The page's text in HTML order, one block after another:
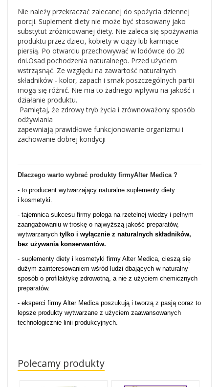
Nie należy przekraczać zalecanej do spożycia dziennej
porcji. Suplement diety nie może być stosowany jako
substytut zróżnicowanej diety. Nie zaleca się spożywania
produktu przez dzieci, kobiety w ciąży lub karmiące
piersią. Po otwarciu przechowywać w lodówce do 20
dni.Osad pochodzenia naturalnego. Przed użyciem
wstrząsnąć. Ze względu na zawartość naturalnych
składników - kolor, zapach i smak poszczególnych partii
mogą się różnić. Nie ma to żadnego wpływu na jakość i
działanie produktu.
Pamiętaj, że zdrowy tryb życia i zrównoważony sposób
odżywiania
zapewniają prawidłowe funkcjonowanie organizmu i
zachowanie dobrej kondycji
Dlaczego warto wybrać produkty firmyAlter Medica ?
- to producent wytwarzający naturalne suplementy diety
i kosmetyki.
- tajemnica sukcesu firmy polega na rzetelnej wiedzy i pełnym
zaangażowaniu w troskę o najwyższą jakość preparatów,
wytwarzanych tylko i wyłącznie z naturalnych składników,
bez używania konserwantów.
- suplementy diety i kosmetyki firmy Alter Medica, cieszą się
dużym zainteresowaniem wśród ludzi dbających w naturalny
sposób o profilaktykę zdrowotną, a nie z użyciem chemicznych
preparatów.
- eksperci firmy Alter Medica poszukują i tworzą z pasją coraz to
lepsze produkty wytwarzane z użyciem zaawansowanych
technologicznie linii produkcyjnych.
Polecamy produkty